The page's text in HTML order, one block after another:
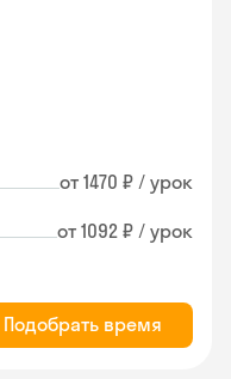
от 1470 ₽ / урок
от 1092 ₽ / урок
Подобрать время